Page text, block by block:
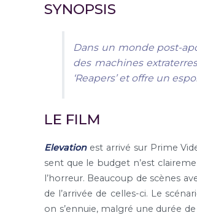
SYNOPSIS
Dans un monde post-
des machines
‘Reapers’ et offre un
LE FILM
Elevationest arrivé sur Prime
sent que le budget n’est
l’horreur. Beaucoup de scènes
de l’arrivée de celles-ci. Le
on s’ennuie, malgré une durée